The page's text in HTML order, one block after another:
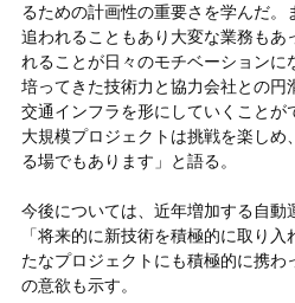
るための計画性の重要さを学んだ。
追われることもあり大変な業務もあ
れることが日々のモチベーションに
培ってきた技術力と協力会社との円
交通インフラを形にしていくことが
大規模プロジェクトは挑戦を楽し
る場でもあります」と語る。
今後については、近年増加する自動
「将来的に新技術を積極的に取り
たなプロジェクトにも積極的に携
の意欲も示す。